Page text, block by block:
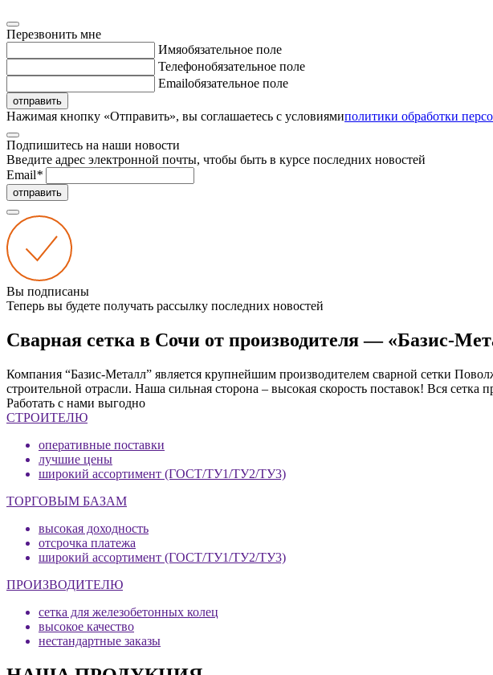
Перезвонить мне
Имяобязательное поле
Телефонобязательное поле
Emailобязательное поле
отправить
Нажимая кнопку «Отправить», вы соглашаетесь с условиямиполитики обработки
Подпишитесь на наши новости
Введите адрес электронной почты, чтобы быть в курсе последних новостей
Email*
отправить
Вы подписаны
Теперь вы будете получать рассылку последних новостей
Сварная сетка в Сочи от производителя — «Базис-
Компания “Базис-Металл” является крупнейшим производителем сварной сетки
строительной отрасли. Наша сильная сторона – высокая скорость поставок! Вся
Работать с нами выгодно
СТРОИТЕЛЮ
оперативные поставки
лучшие цены
широкий ассортимент (ГОСТ/ТУ1/ТУ2/ТУ3)
ТОРГОВЫМ БАЗАМ
высокая доходность
отсрочка платежа
широкий ассортимент (ГОСТ/ТУ1/ТУ2/ТУ3)
ПРОИЗВОДИТЕЛЮ
сетка для железобетонных колец
высокое качество
нестандартные заказы